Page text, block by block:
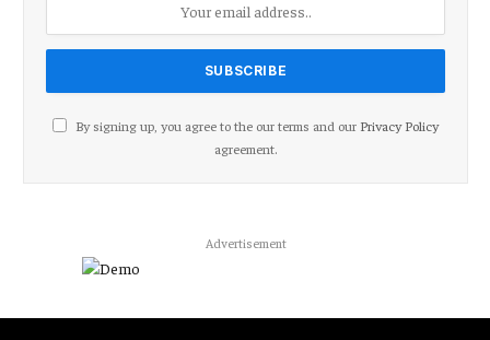
By signing up, you agree to the our terms and our Privacy Policy
agreement.
Advertisement